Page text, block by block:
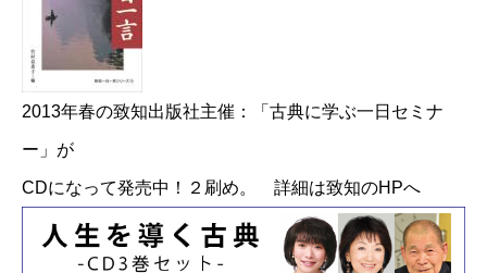
2013年春の致知出版社主催：「古典に学ぶ一日セミナ
ー」が
CDになって発売中！２刷め。 詳細は致知のHPへ